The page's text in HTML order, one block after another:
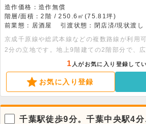
造作価格：造作無償
階層/面積：2階 / 250.6㎡(75.81坪)
前業態：居酒屋
引渡状態：閉店済/現状渡し
京成千原線や総武本線などの複数路線が利用
2分の立地です。地上9階建ての2階部分で、
酒屋などの重飲食を含む飲食店としての利用
ご相談も受け付けています。諸条件のご相談
わせください。
1 人がお気に入り登録して
お気に入り登録
千葉駅徒歩9分。千葉中央駅4